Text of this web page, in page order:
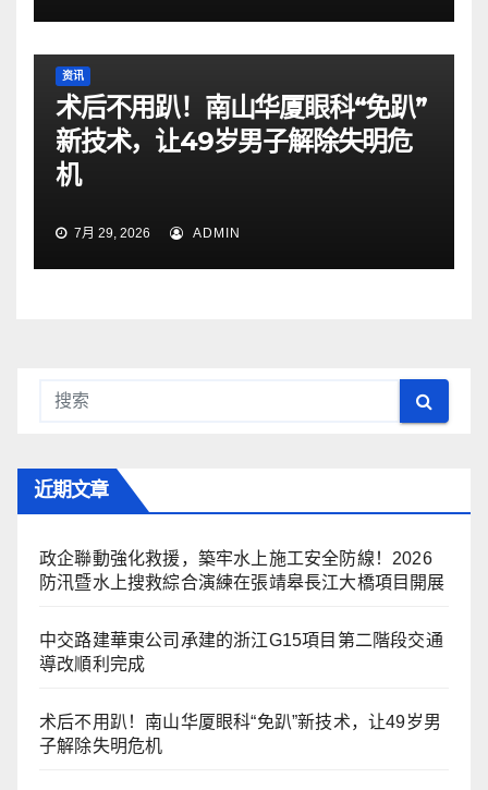
资讯
术后不用趴！南山华厦眼科“免趴”
新技术，让49岁男子解除失明危
机
7月 29, 2026 ADMIN
近期文章
政企聯動強化救援，築牢水上施工安全防線！2026
防汛暨水上搜救綜合演練在張靖皋長江大橋項目開展
中交路建華東公司承建的浙江G15項目第二階段交通
導改順利完成
术后不用趴！南山华厦眼科“免趴”新技术，让49岁男
子解除失明危机